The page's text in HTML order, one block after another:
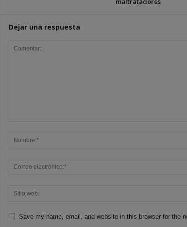
Dejar una respuesta
Save my name, email, and website in this browser for the